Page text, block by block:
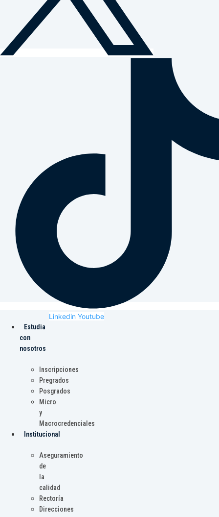
Linkedin Youtube
Estudia
con
nosotros
Inscripciones
Pregrados
Posgrados
Micro
y
Macrocredenciales
Institucional
Aseguramiento
de
la
calidad
Rectoría
Direcciones